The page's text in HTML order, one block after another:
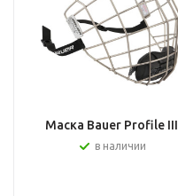
Маска Bauer Profile III
в наличии